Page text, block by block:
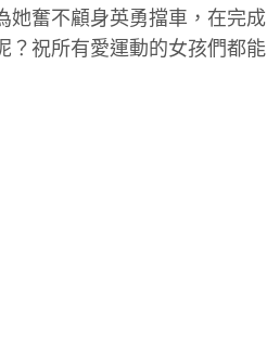
她奮不顧身英勇擋車，在完成
？祝所有愛運動的女孩們都能